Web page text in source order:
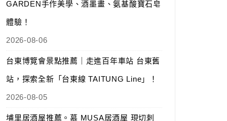
GARDEN手作美學、酒墨畫、氨基酸寶石皂
體驗！
2026-08-06
台東博覽會景點推薦｜走進百年車站 台東舊
站，探索全新「台東線 TAITUNG Line」！
2026-08-05
埔里居酒屋推薦。慕 MUSA居酒屋 現切刺